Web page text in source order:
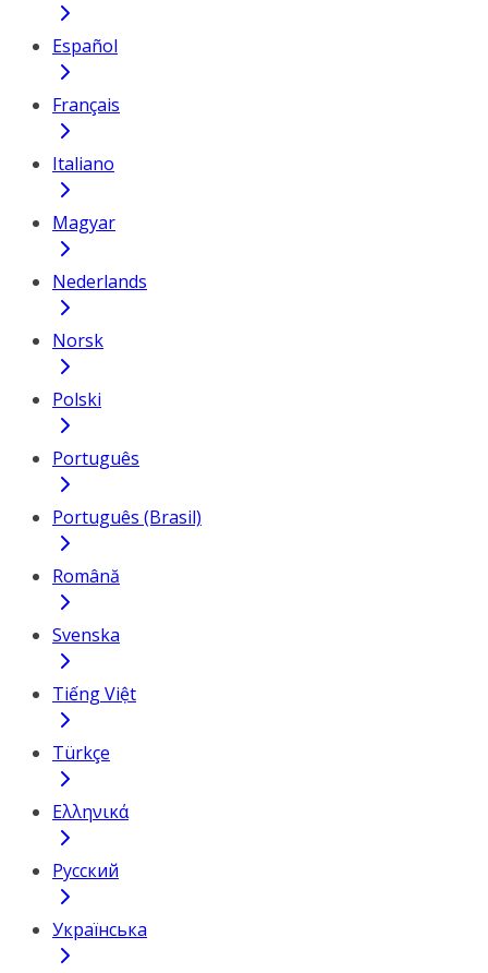
Español
Français
Italiano
Magyar
Nederlands
Norsk
Polski
Português
Português (Brasil)
Română
Svenska
Tiếng Việt
Türkçe
Ελληνικά
Русский
Українська